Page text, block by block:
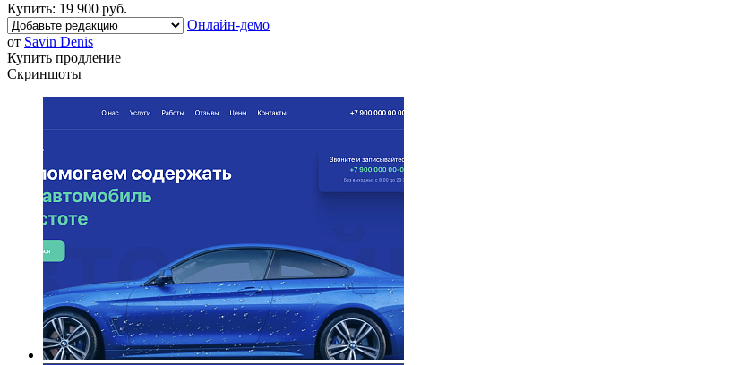
Купить: 19 900 руб.
Онлайн-демо
от Savin Denis
Купить продление
Скриншоты